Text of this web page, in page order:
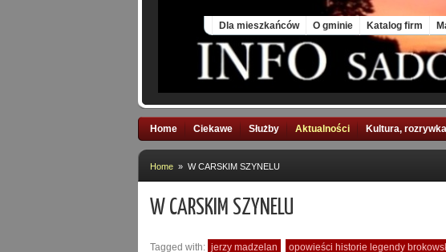
Dla mieszkańców O gminie Katalog firm
Home Ciekawe Służby Aktualności Kultura,
Home » W CARSKIM SZYNELU
W CARSKIM SZYNELU
Tagged with: jerzy madzelan opowieści historie legendy